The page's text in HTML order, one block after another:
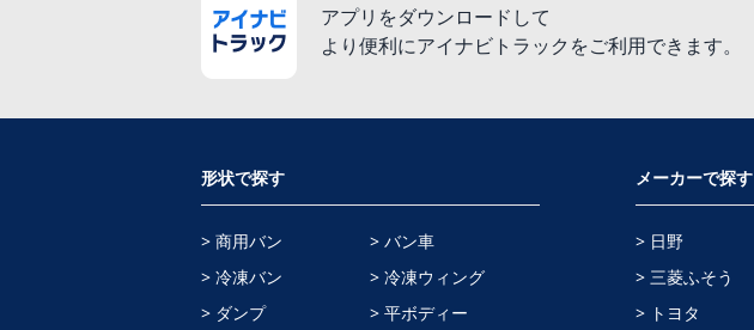
アプリをダウンロードして
より便利にアイナビトラックをご利用できます。
形状で探す
> 商用バン
> バン車
> 冷凍バン
> 冷凍ウィング
> ダンプ
> 平ボディー
メーカーで探す
> 日野
> 三菱ふそう
> トヨタ